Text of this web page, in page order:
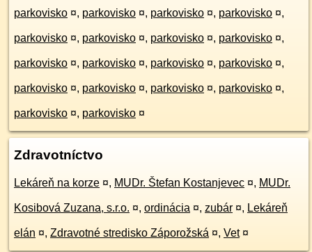
parkovisko ¤, parkovisko ¤, parkovisko ¤, parkovisko ¤,
parkovisko ¤, parkovisko ¤, parkovisko ¤, parkovisko ¤,
parkovisko ¤, parkovisko ¤, parkovisko ¤, parkovisko ¤,
parkovisko ¤, parkovisko ¤, parkovisko ¤, parkovisko ¤,
parkovisko ¤, parkovisko ¤
Zdravotníctvo
Lekáreň na korze ¤, MUDr. Štefan Kostanjevec ¤, MUDr.
Kosibová Zuzana, s.r.o. ¤, ordinácia ¤, zubár ¤, Lekáreň
elán ¤, Zdravotné stredisko Záporožská ¤, Vet ¤